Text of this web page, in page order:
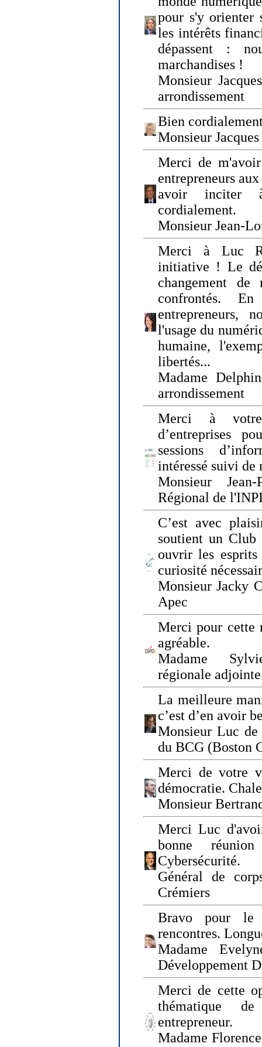
pour s'y orienter
les intérêts
dépassent :
marchandises !
Monsieur
arrondissement
Bien
Monsieur
Merci de
entrepreneurs
avoir inciter
cordialement.
Monsieur Jean-
Merci à Luc
initiative ! Le
changement de
confrontés.
entrepreneurs,
l'usage du
humaine,
libertés...
Madame
arrondissement
Merci à
d’entreprises
sessions
intéressé suivi de
Monsieur
Régional de
C’est avec
soutient un Club
ouvrir les
curiosité
Monsieur Jacky
Apec
Merci pour cette
agréable.
Madame
régionale
La meilleure
c’est d’en avoir
Monsieur Luc de
du BCG (Boston
Merci de votre
démocratie.
Monsieur
Merci Luc
bonne
Cybersécurité.
Général de
Crémiers
Bravo pour le
rencontres.
Madame
Développement
Merci de cette
thématique
entrepreneur.
Madame